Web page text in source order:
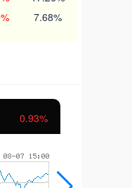
7.68%
1.01%